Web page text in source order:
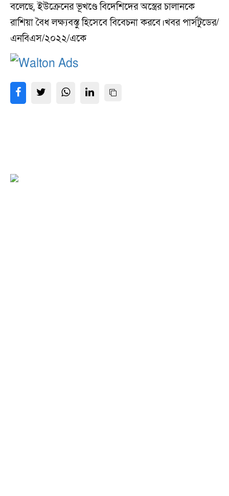
বলেছে, ইউক্রেনের ভূখণ্ডে বিদেশিদের অস্ত্রের চালানকে
রাশিয়া বৈধ লক্ষ্যবস্তু হিসেবে বিবেচনা করবে।খবর পার্সটুডের/
এনবিএস/২০২২/একে